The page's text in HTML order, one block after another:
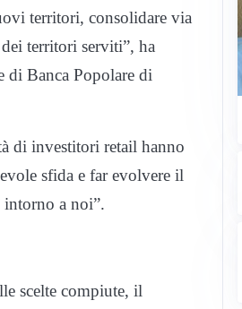
territori, consolidare via
territori serviti”, ha
di Banca Popolare di
di investitori retail hanno
sfida e far evolvere il
intorno a noi”.
scelte compiute, il